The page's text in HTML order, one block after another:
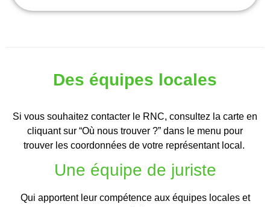
Des équipes locales
Si vous souhaitez contacter le RNC, consultez la carte en
cliquant sur “Où nous trouver ?” dans le menu pour
trouver les coordonnées de votre représentant local.
Une équipe de juriste
Qui apportent leur compétence aux équipes locales et